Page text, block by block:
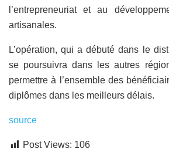
l’entrepreneuriat et au
artisanales.
L’opération, qui a débuté dans le
se poursuivra dans les autres
permettre à l’ensemble des
diplômes dans les meilleurs délais.
source
Post Views: 106